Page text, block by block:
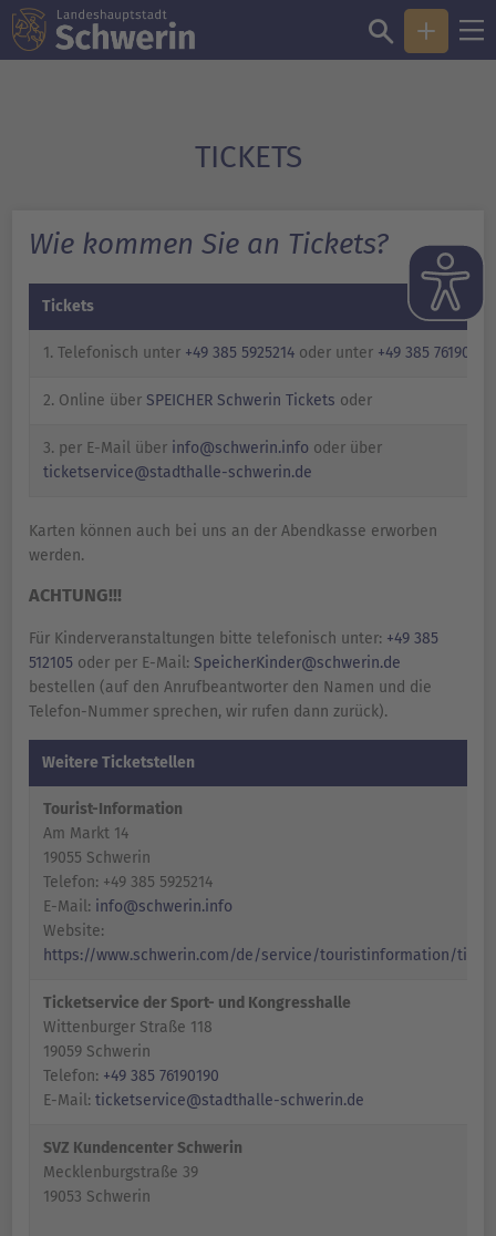
TICKETS
Wie kommen Sie an Tickets?
Tickets
1. Telefonisch unter +49 385 5925214 oder unter +49 385 76190190
2. Online über SPEICHER Schwerin Tickets oder
3. per E-Mail über info@schwerin.info oder über
ticketservice@stadthalle-schwerin.de
Karten können auch bei uns an der Abendkasse erworben
werden.
ACHTUNG!!!
Für Kinderveranstaltungen bitte telefonisch unter: +49 385
512105 oder per E-Mail: SpeicherKinder@schwerin.de
bestellen (auf den Anrufbeantworter den Namen und die
Telefon-Nummer sprechen, wir rufen dann zurück).
Weitere Ticketstellen
Tourist-Information
Am Markt 14
19055 Schwerin
Telefon: +49 385 5925214
E-Mail: info@schwerin.info
Website:
https://www.schwerin.com/de/service/touristinformation/
Ticketservice der Sport- und Kongresshalle
Wittenburger Straße 118
19059 Schwerin
Telefon: +49 385 76190190
E-Mail: ticketservice@stadthalle-schwerin.de
SVZ Kundencenter Schwerin
Mecklenburgstraße 39
19053 Schwerin